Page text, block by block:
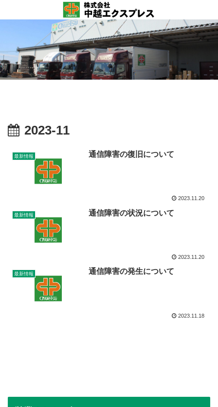
2023-11
最新情報 通信障害の復旧について
2023.11.20
最新情報 通信障害の状況について
2023.11.20
最新情報 通信障害の発生について
2023.11.18